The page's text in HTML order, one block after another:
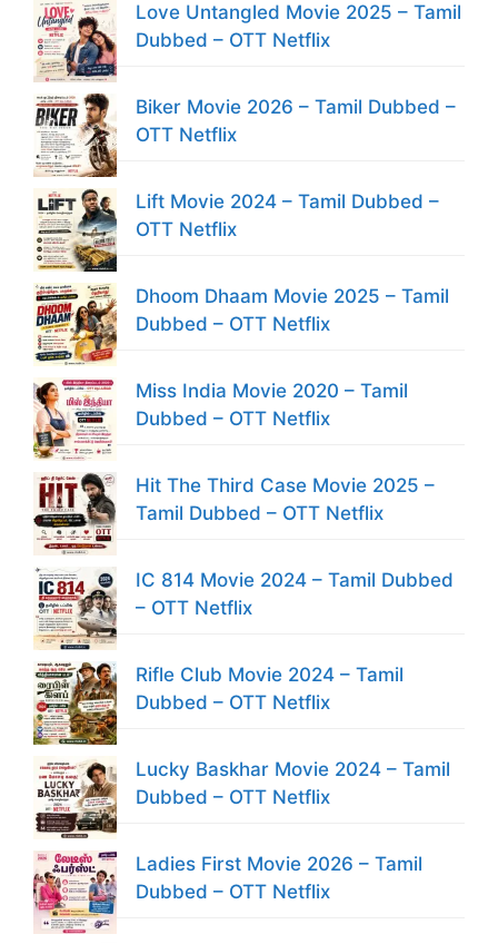
Love Untangled Movie 2025 – Tamil
Dubbed – OTT Netflix
Biker Movie 2026 – Tamil Dubbed –
OTT Netflix
Lift Movie 2024 – Tamil Dubbed –
OTT Netflix
Dhoom Dhaam Movie 2025 – Tamil
Dubbed – OTT Netflix
Miss India Movie 2020 – Tamil
Dubbed – OTT Netflix
Hit The Third Case Movie 2025 –
Tamil Dubbed – OTT Netflix
IC 814 Movie 2024 – Tamil Dubbed
– OTT Netflix
Rifle Club Movie 2024 – Tamil
Dubbed – OTT Netflix
Lucky Baskhar Movie 2024 – Tamil
Dubbed – OTT Netflix
Ladies First Movie 2026 – Tamil
Dubbed – OTT Netflix